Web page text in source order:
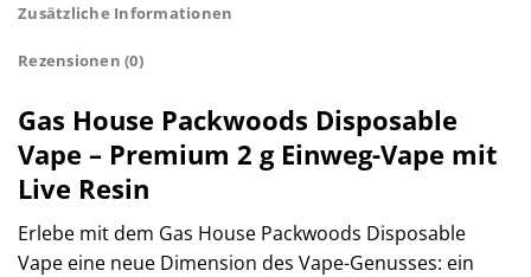
Zusätzliche Informationen
Rezensionen (0)
Gas House Packwoods Disposable
Vape – Premium 2 g Einweg-Vape mit
Live Resin
Erlebe mit dem Gas House Packwoods Disposable
Vape eine neue Dimension des Vape-Genusses: ein